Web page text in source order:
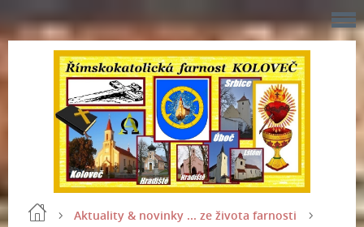
Aktuality & novinky ... ze života farnosti